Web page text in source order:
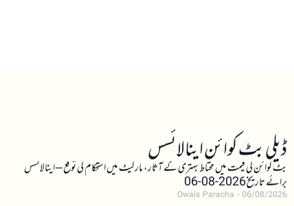
ڈیلی بٹ کوائن اینالائسس
بٹ کوائن کی قیمت میں محتاط بہتری کے آثار، مارکیٹ میں استحکام کی توقع – اینالائسس
برائے تاریخ 2026-08-06
Owais Paracha 06/08/2026